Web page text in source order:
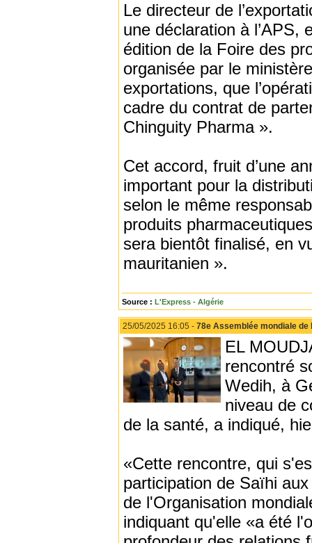
Le directeur de
une déclaration à l’APS,
édition de la Foire des
organisée par le
exportations, que
cadre du contrat de
Chinguity Pharma ».
Cet accord, fruit d’une
important pour la
selon le même
produits
sera bientôt finalisé, en
mauritanien ».
Source : L'Express - Algérie
25/05/2025 16:05 - 78e Assemblée mondiale de
EL
rencontré
Wedih, à
niveau de
de la santé, a indiqué,
«Cette rencontre, qui
participation de Saïhi
de l'Organisation
indiquant qu'elle «a été